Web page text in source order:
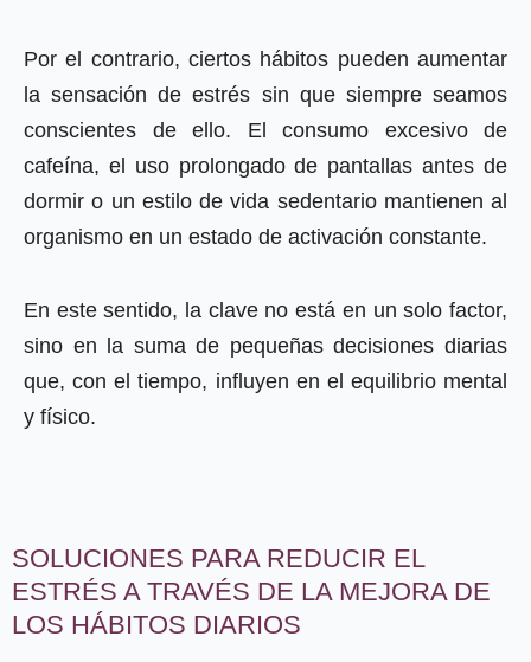
Por el contrario, ciertos hábitos pueden aumentar
la sensación de estrés sin que siempre seamos
conscientes de ello. El consumo excesivo de
cafeína, el uso prolongado de pantallas antes de
dormir o un estilo de vida sedentario mantienen al
organismo en un estado de activación constante.
En este sentido, la clave no está en un solo factor,
sino en la suma de pequeñas decisiones diarias
que, con el tiempo, influyen en el equilibrio mental
y físico.
SOLUCIONES PARA REDUCIR EL
ESTRÉS A TRAVÉS DE LA MEJORA DE
LOS HÁBITOS DIARIOS